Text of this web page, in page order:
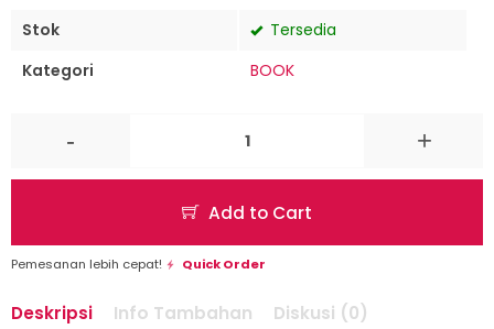
Stok
Tersedia
Kategori
BOOK
- +
Add to Cart
Pemesanan lebih cepat! Quick Order
Deskripsi Info Tambahan Diskusi (0)